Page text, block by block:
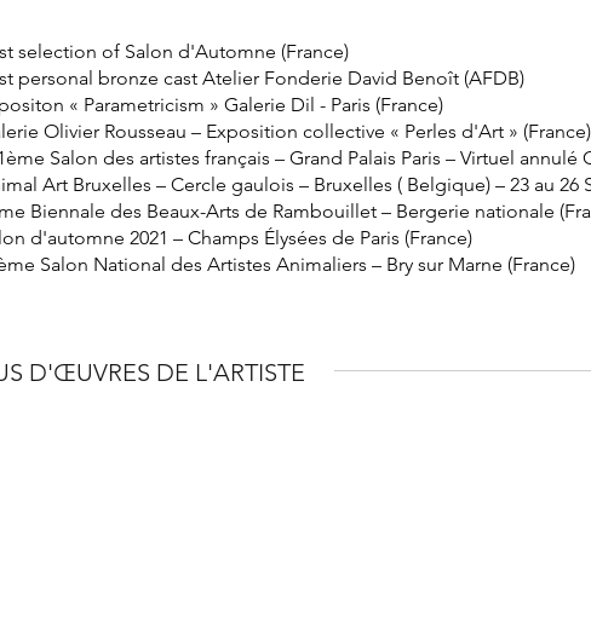
selection of Salon d'Automne (France)
personal bronze cast Atelier Fonderie David Benoît (AFDB)
« Parametricism » Galerie Dil - Paris (France)
Olivier Rousseau – Exposition collective « Perles d'Art » (France)
Salon des artistes français – Grand Palais Paris – Virtuel annulé
Art Bruxelles – Cercle gaulois – Bruxelles ( Belgique) – 23 au 26
Biennale des Beaux-Arts de Rambouillet – Bergerie nationale
d'automne 2021 – Champs Élysées de Paris (France)
Salon National des Artistes Animaliers – Bry sur Marne (France)
D'ŒUVRES DE L'ARTISTE